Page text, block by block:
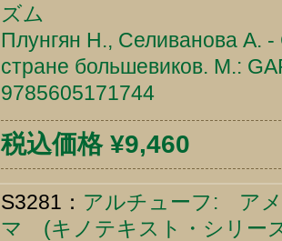
ズム
Плунгян Н., Селиванова А.
стране большевиков. М.:
9785605171744
税込価格 ¥9,460
S3281： アルチューフ: ア
マ (キノテキスト・シリー